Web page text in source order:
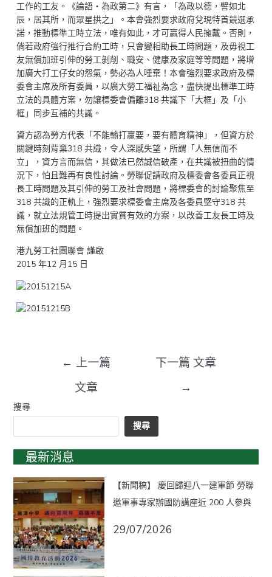
工作的工友。《論語‧為政第二》有言，「為政以德，譬如北
辰，居其所，而眾星拱之」。本會強烈要求政府兌現特首競選承
諾，推動標準工時立法，唯有如此，才可贏得人民擁戴。否則，
倘若政府強行推行合約工時，只會變相助長工時問題，及毋視工
友無償加班引伸的勞工剝削、職安、健康及家庭等等問題，將增
加廣大打工仔女的怨氣，勢必為人唾棄！本會強烈要求政府及標
委會主席及所有委員，以廣大勞工福祉為念，盡快提出標準工時
立法的具體方案，勿讓標委會偏離318 共識下「大框」及「小
框」同步互補的共識。
資方認為勞方代表「不能輸打贏要，要有體育精神」，但資方於
關鍵時刻背棄318 共識，令人深感失望，所謂「人無信而不
立」，資方言而無信，其做法已然誠信破產，在共識被扭曲的情
況下，怕且難再有良性討論。勞聯促請政府及標委會各委員正視
長工時問題及其引伸的勞工及社會問題，將標委會的討論聚焦至
318 共識的正軌上，強烈要求標委會主席及各委員堅守318 共
識，就立法規管工時提出實質有效的方案，以改善工友長工時及
無償加班的問題。
港九勞工社團聯會 謹啟
2015 年12 月15 日
← 上一篇
文章
下一篇 文章
→
搜尋
搜尋
最新消息
【新聞稿】 慶回歸迎八一建軍節 勞聯
邀軍事專家辦國防講座近 200 人參與
29/07/2026